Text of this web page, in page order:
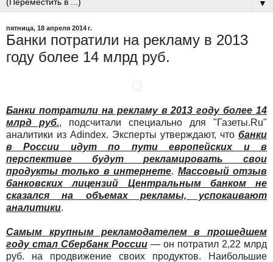
▼
пятница, 18 апреля 2014 г.
Банки потратили на рекламу в 2013
году более 14 млрд руб.
Банки потратили на рекламу в 2013 году более 14
млрд руб., подсчитали специально для "Газеты.Ru"
аналитики из Adindex. Эксперты утверждают, что банки
в России идут по пути европейских и в
перспективе будут рекламировать свои
продукты только в интернете. Массовый отзыв
банковских лицензий Центральным банком не
сказался на объемах рекламы, успокаивают
аналитики.
Самым крупным рекламодателем в прошедшем
году стал Сбербанк России — он потратил 2,22 млрд
руб. на продвижение своих продуктов. Наибольшие